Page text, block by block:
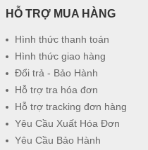
HỖ TRỢ MUA HÀNG
Hình thức thanh toán
Hình thức giao hàng
Đổi trả - Bảo Hành
Hỗ trợ tra hóa đơn
Hỗ trợ tracking đơn hàng
Yêu Cầu Xuất Hóa Đơn
Yêu Cầu Bảo Hành